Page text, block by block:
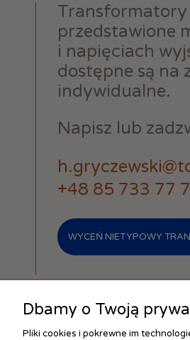
przedstawione
i napięciach
dostępne są na
indywidualne.
Napisz lub
+48 85 733 77
WYCEŃ NIETYPOWY
Dbamy o Twoją
Pliki cookies i pokrewne im